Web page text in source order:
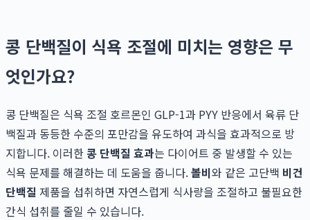
콩 단백질이 식욕 조절에 미치는 영향은 무
엇인가요?
콩 단백질은 식욕 조절 호르몬인 GLP-1과 PYY 반응에서 육류 단
백질과 동등한 수준의 포만감을 유도하여 과식을 효과적으로 방
지합니다. 이러한 콩 단백질 효과는 다이어트 중 발생할 수 있는
식욕 문제를 해결하는 데 도움을 줍니다.볼비와 같은 고단백 비건
단백질 제품을 섭취하면 자연스럽게 식사량을 조절하고 불필요한
간식 섭취를 줄일 수 있습니다.